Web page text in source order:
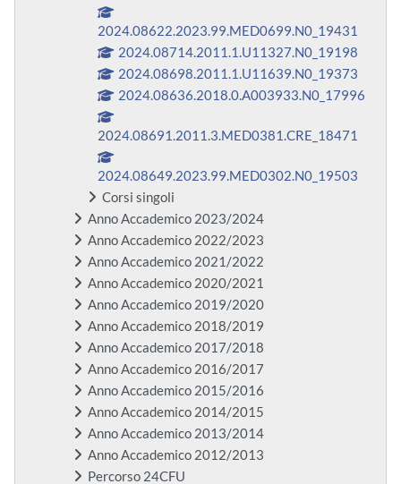
2024.08622.2023.99.MED0699.N0_19431
2024.08714.2011.1.U11327.N0_19198
2024.08698.2011.1.U11639.N0_19373
2024.08636.2018.0.A003933.N0_17996
2024.08691.2011.3.MED0381.CRE_18471
2024.08649.2023.99.MED0302.N0_19503
Corsi singoli
Anno Accademico 2023/2024
Anno Accademico 2022/2023
Anno Accademico 2021/2022
Anno Accademico 2020/2021
Anno Accademico 2019/2020
Anno Accademico 2018/2019
Anno Accademico 2017/2018
Anno Accademico 2016/2017
Anno Accademico 2015/2016
Anno Accademico 2014/2015
Anno Accademico 2013/2014
Anno Accademico 2012/2013
Percorso 24CFU